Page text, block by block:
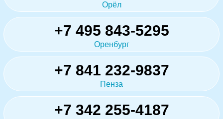
Орёл
+7 495 843-5295
Оренбург
+7 841 232-9837
Пенза
+7 342 255-4187